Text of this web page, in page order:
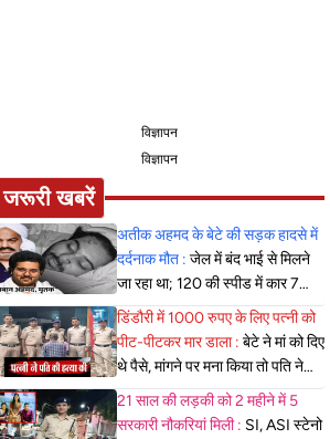
विज्ञापन
विज्ञापन
जरूरी खबरें
अतीक अहमद के बेटे की सड़क हादसे में
दर्दनाक मौत : जेल में बंद भाई से मिलने
जा रहा था; 120 की स्पीड में कार 7
फीट उछली, दम तोड़ने से पहले बोला-
मुझे बचा लो...
डिंडौरी में 1000 रुपए के लिए पत्नी को
पीट-पीटकर मार डाला : बेटे ने मां को दिए
थे पैसे, मांगने पर मना किया तो पति ने
लात-घूसों से तोड़ी तिल्ली; गिरफ्तार
21 साल की लड़की को 2 महीने में 5
सरकारी नौकरियां मिली : SI, ASI स्टेनो